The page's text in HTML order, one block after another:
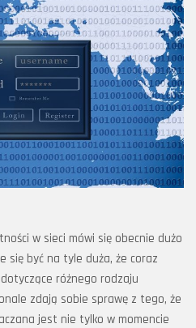
w sieci mówi się obecnie dużo
się być na tyle duża, że coraz
różnego rodzaju
zdają sobie sprawę z tego, że
jest nie tylko w momencie